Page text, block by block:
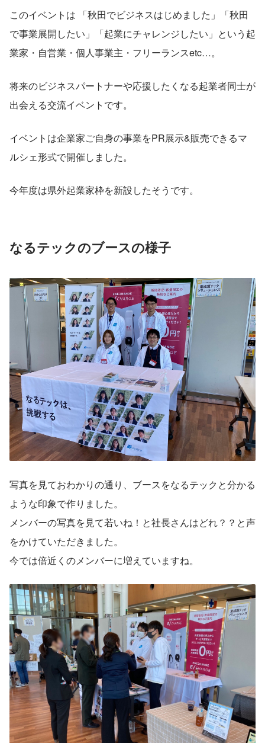
このイベントは 「秋田でビジネスはじめました」「秋田
で事業展開したい」「起業にチャレンジしたい」という起
業家・自営業・個人事業主・フリーランスetc…。
将来のビジネスパートナーや応援したくなる起業者同士が
出会える交流イベントです。
イベントは企業家ご自身の事業をPR展示&販売できるマ
ルシェ形式で開催しました。
今年度は県外起業家枠を新設したそうです。
なるテックのブースの様子
写真を見ておわかりの通り、ブースをなるテックと分かる
ような印象で作りました。
メンバーの写真を見て若いね！と社長さんはどれ？？と声
をかけていただきました。
今では倍近くのメンバーに増えていますね。